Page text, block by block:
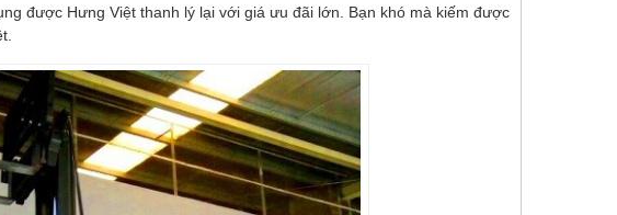
được Hưng Việt thanh lý lại với giá ưu đãi lớn. Bạn khó mà kiếm được